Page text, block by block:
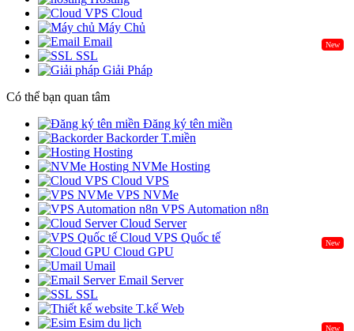
Cloud
Máy Chủ
New
Email
SSL
Giải Pháp
Có thể bạn quan tâm
Đăng ký tên miền
Backorder T.miền
Hosting
NVMe Hosting
Cloud VPS
VPS NVMe
VPS Automation n8n
Cloud Server
Cloud VPS Quốc tế
New
Cloud GPU
Umail
Email Server
SSL
T.kế Web
Esim du lịch
New